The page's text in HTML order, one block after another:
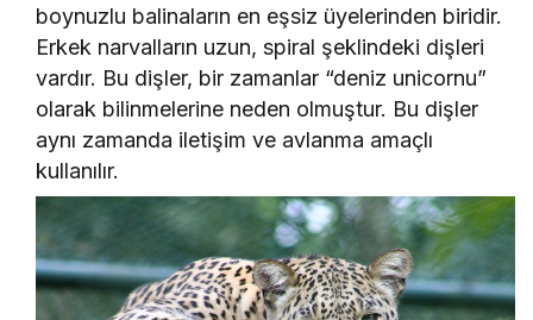
boynuzlu balinaların en eşsiz üyelerinden biridir.
Erkek narvalların uzun, spiral şeklindeki dişleri
vardır. Bu dişler, bir zamanlar “deniz unicornu”
olarak bilinmelerine neden olmuştur. Bu dişler
aynı zamanda iletişim ve avlanma amaçlı
kullanılır.